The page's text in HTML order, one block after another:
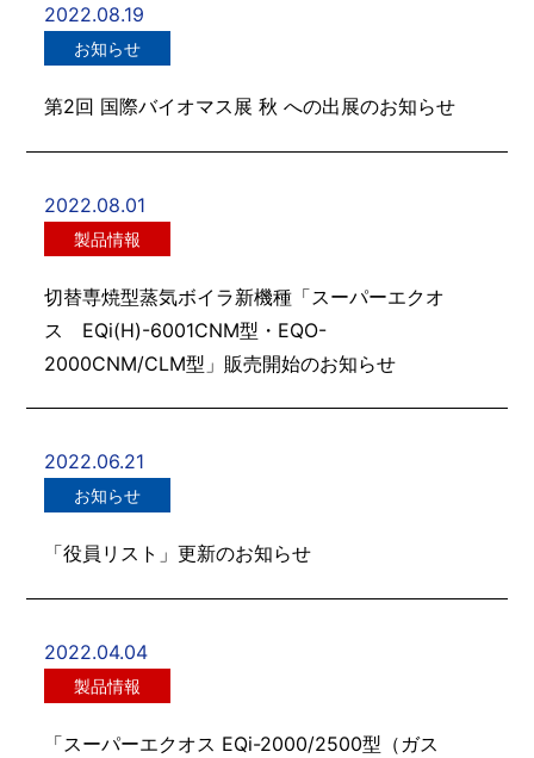
2022.08.19
お知らせ
第2回 国際バイオマス展 秋 への出展のお知らせ
2022.08.01
製品情報
切替専焼型蒸気ボイラ新機種「スーパーエクオ
ス EQi(H)-6001CNM型・EQO-
2000CNM/CLM型」販売開始のお知らせ
2022.06.21
お知らせ
「役員リスト」更新のお知らせ
2022.04.04
製品情報
「スーパーエクオス EQi-2000/2500型（ガス